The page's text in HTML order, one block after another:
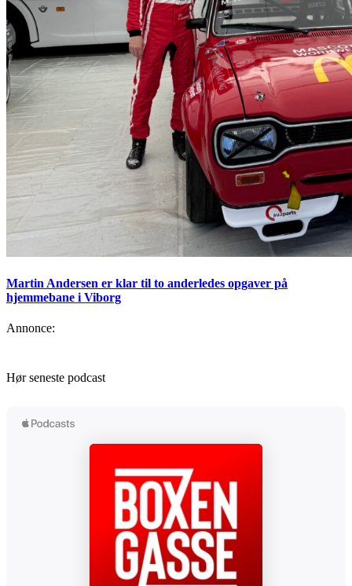
Martin Andersen er klar til to anderledes opgaver på
hjemmebane i Viborg
Annonce:
Hør seneste podcast